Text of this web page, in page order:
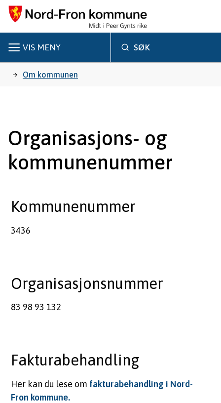
o
r
o
n
n
e
SØK
VIS MENY
Du Om kommunen
Organisasjons- og
kommunenummer
Kommunenummer
3436
Organisasjonsnummer
83 98 93 132
Fakturabehandling
Her kan du lese om fakturabehandling i Nord-
Fron kommune.